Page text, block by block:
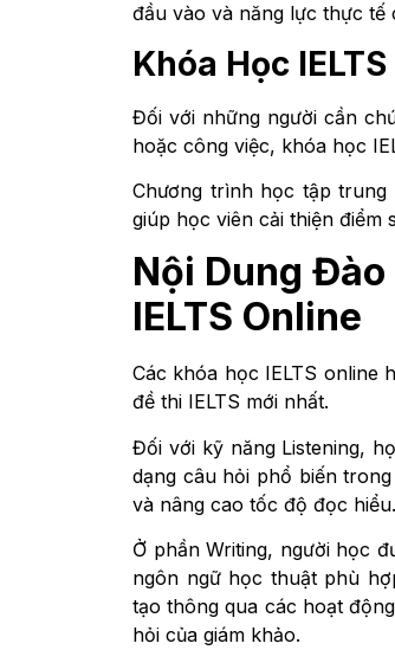
đầu vào và năng lực thực tế
Khóa Học
Đối với những người cần
hoặc công việc, khóa học
Chương trình học tập
giúp học viên cải thiện điểm
Nội Dung
IELTS Online
Các khóa học IELTS online
đề thi IELTS mới nhất.
Đối với kỹ năng Listening,
dạng câu hỏi phổ biến
và nâng cao tốc độ đọc hiểu.
Ở phần Writing, người học
ngôn ngữ học thuật phù
tạo thông qua các hoạt
hỏi của giám khảo.